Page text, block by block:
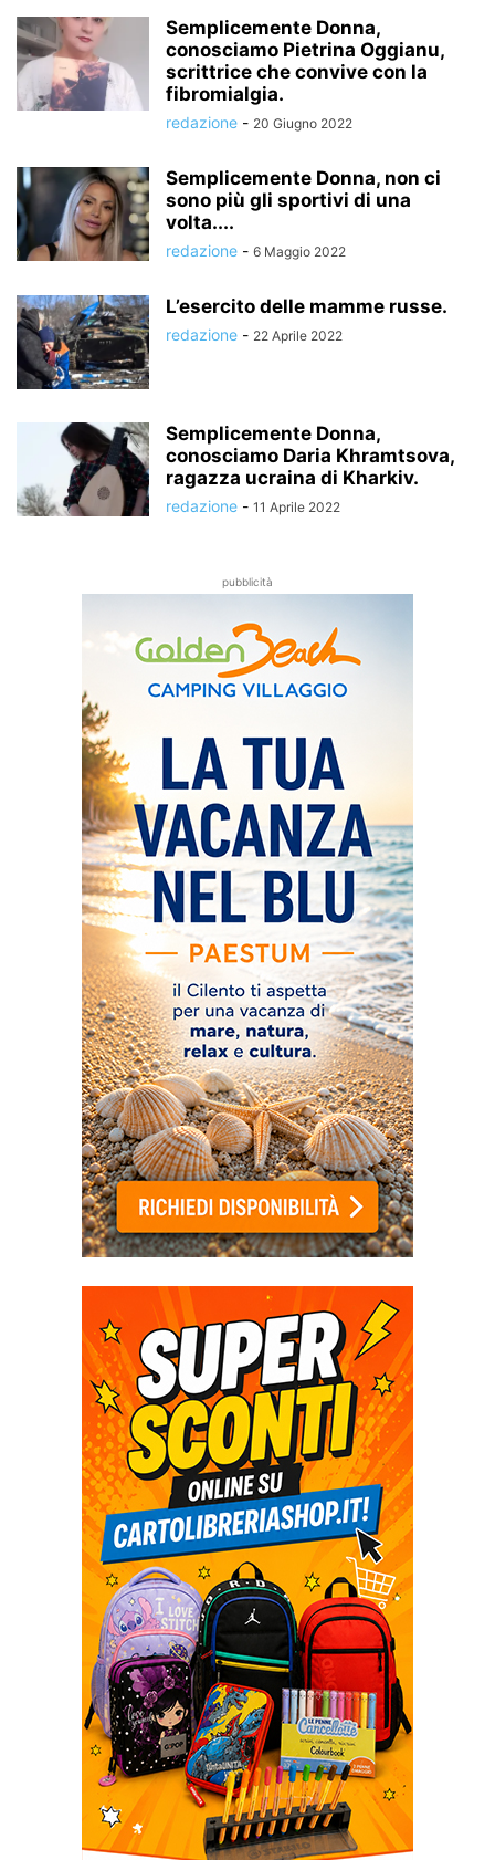
Semplicemente Donna,
conosciamo Pietrina Oggianu,
scrittrice che convive con la
fibromialgia.
redazione - 20 Giugno 2022
Semplicemente Donna, non ci
sono più gli sportivi di una
volta....
redazione - 6 Maggio 2022
L’esercito delle mamme russe.
redazione - 22 Aprile 2022
Semplicemente Donna,
conosciamo Daria Khramtsova,
ragazza ucraina di Kharkiv.
redazione - 11 Aprile 2022
pubblicità